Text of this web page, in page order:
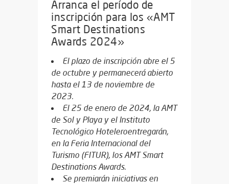
Arranca el período de
inscripción para los «AMT
Smart Destinations
Awards 2024»
El plazo de inscripción abre el 5
de octubre y permanecerá abierto
hasta el 13 de noviembre de
2023.
El 25 de enero de 2024, la AMT
de Sol y Playa y el Instituto
Tecnológico Hoteleroentregarán,
en la Feria Internacional del
Turismo (FITUR), los AMT Smart
Destinations Awards.
Se premiarán iniciativas en